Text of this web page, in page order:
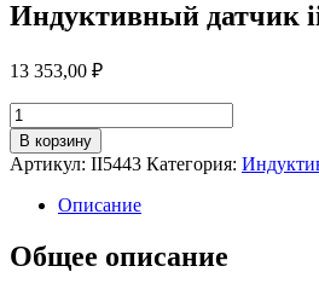
Индуктивный датчик
13 353,00 ₽
Количество
товара
Индуктивный
датчик
ii5443
В корзину
Артикул: II5443 Категория:
Описание
Общее описание